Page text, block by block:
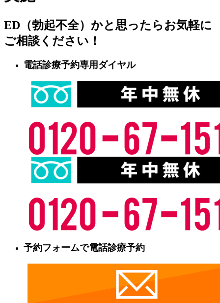
ED（勃起不全）かと思ったらお気軽に
ご相談ください！
電話診療予約専用ダイヤル
予約フォームで電話診療予約